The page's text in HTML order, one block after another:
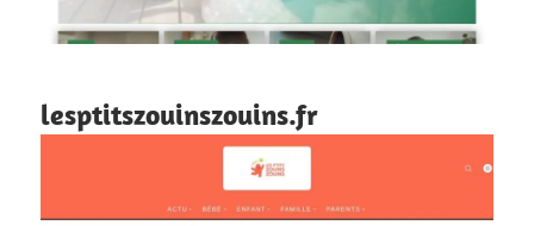
lesptitszouinszouins.fr